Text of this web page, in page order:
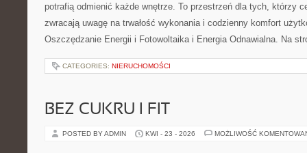
potrafią odmienić każde wnętrze. To przestrzeń dla tych, którzy
zwracają uwagę na trwałość wykonania i codzienny komfort
Oszczędzanie Energii i Fotowoltaika i Energia Odnawialna. Na
CATEGORIES: NIERUCHOMOŚCI
BEZ CUKRU I FIT
POSTED BY ADMIN KWI - 23 - 2026 MOŻLIWOŚĆ